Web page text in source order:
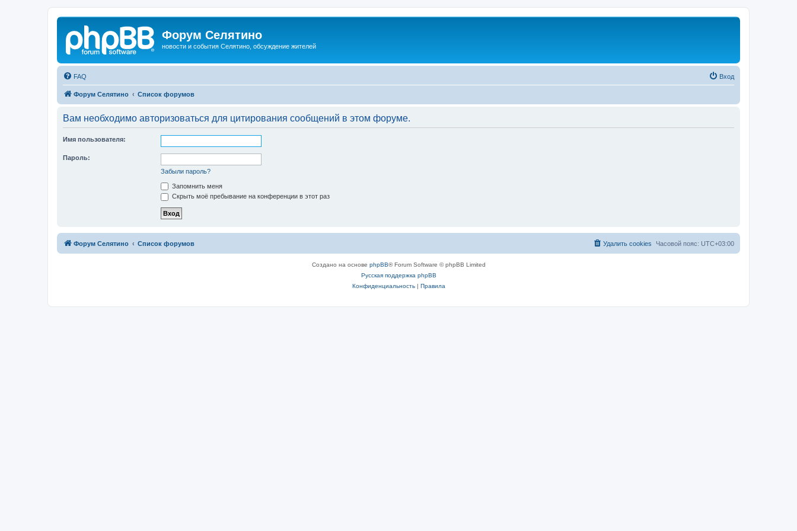
Форум Селятино
новости и события Селятино, обсуждение жителей
FAQ Вход
Форум Селятино Список форумов
Вам необходимо авторизоваться для цитирования сообщений в этом форуме.
Имя пользователя:
Пароль:
Забыли пароль?
Запомнить меня
Скрыть моё пребывание на конференции в этот раз
Форум Селятино Список форумов Часовой пояс: UTC+03:00
Удалить cookies
Создано на основе phpBB® Forum Software © phpBB Limited
Русская поддержка phpBB
Конфиденциальность| Правила